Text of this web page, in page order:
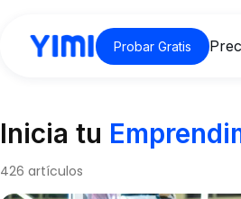
Probar Gratis
Inicia tu
426 artículos